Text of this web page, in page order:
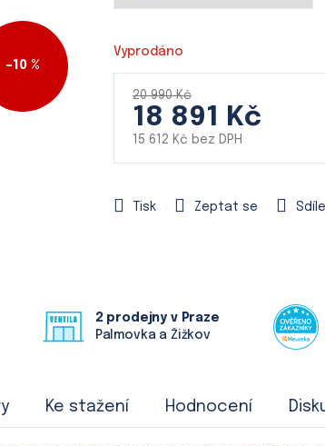
–10 %
Tisk Zeptat se
Vyprodáno
20 990 Kč
18 891 Kč
15 612 Kč bez DPH
2 prodejny v Praze
Palmovka a Žižkov
Ke stažení Hodnocení